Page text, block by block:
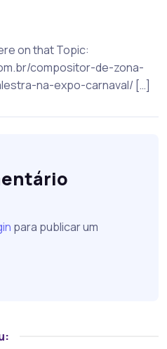
on that Topic:
compositor-de-zona-
na-expo-carnaval/ […]
para publicar um